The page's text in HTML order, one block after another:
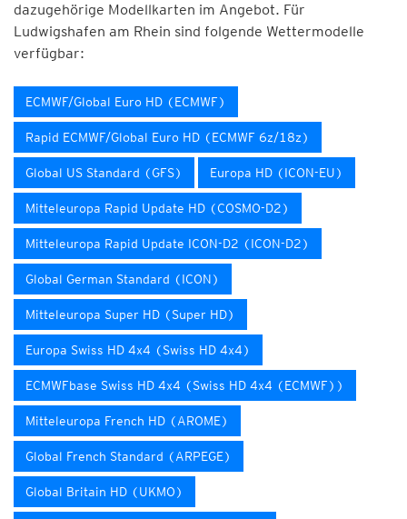
dazugehörige Modellkarten im Angebot. Für
Ludwigshafen am Rhein sind folgende Wettermodelle
verfügbar:
ECMWF/Global Euro HD (ECMWF)
Rapid ECMWF/Global Euro HD (ECMWF 6z/18z)
Global US Standard (GFS) Europa HD (ICON-EU)
Mitteleuropa Rapid Update HD (COSMO-D2)
Mitteleuropa Rapid Update ICON-D2 (ICON-D2)
Global German Standard (ICON)
Mitteleuropa Super HD (Super HD)
Europa Swiss HD 4x4 (Swiss HD 4x4)
ECMWFbase Swiss HD 4x4 (Swiss HD 4x4 (ECMWF))
Mitteleuropa French HD (AROME)
Global French Standard (ARPEGE)
Global Britain HD (UKMO)